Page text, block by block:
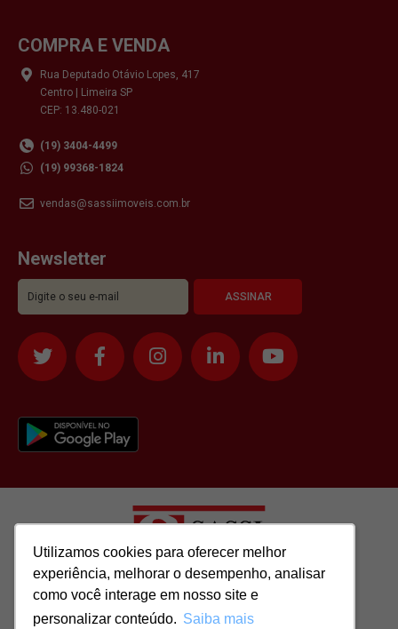
Utilizamos cookies para oferecer melhor
experiência, melhorar o desempenho, analisar
como você interage em nosso site e
personalizar conteúdo. Saiba mais
Utilizamos cookies para oferecer melhor
experiência, melhorar o desempenho, analisar
como você interage em nosso site e
personalizar conteúdo. Saiba mais
COMPRA E VENDA
Rua Deputado Otávio Lopes, 417
Centro | Limeira SP
CEP: 13.480-021
(19) 3404-4499
(19) 99368-1824
vendas@sassiimoveis.com.br
Newsletter
Todos os direitos reservados para: SASSI IMÓVEIS LTDA | CNPJ:
51.417.293/0001-48 | CRECI: J-04970/1